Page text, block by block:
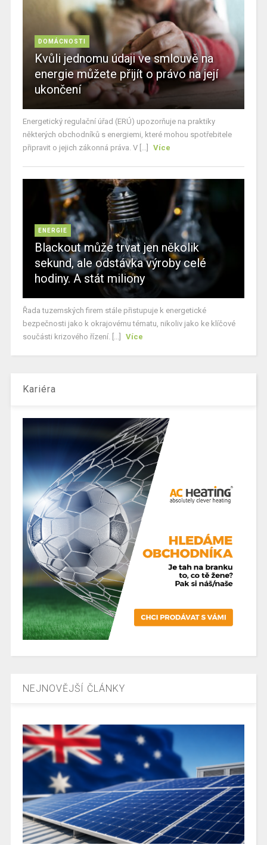
DOMÁCNOSTI
Kvůli jednomu údaji ve smlouvě na
energie můžete přijít o právo na její
ukončení
Energetický regulační úřad (ERÚ) upozorňuje na praktiky
některých obchodníků s energiemi, které mohou spotřebitele
připravit o jejich zákonná práva. V [...]
Více
ENERGIE
Blackout může trvat jen několik
sekund, ale odstávka výroby celé
hodiny. A stát miliony
Řada tuzemských firem stále přistupuje k energetické
bezpečnosti jako k okrajovému tématu, nikoliv jako ke klíčové
součásti krizového řízení. [...]
Více
Kariéra
NEJNOVĚJŠÍ ČLÁNKY